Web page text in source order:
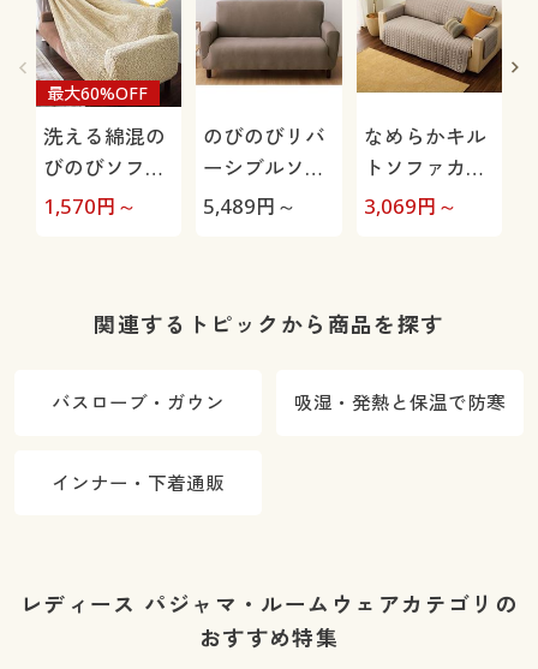
洗える綿混の
びのびソファ
カバー(のびる
最大60%OFF
1,570円～
のびのびリバ
ーシブルソフ
ァカバー
5,489円～
なめらかキル
トソファカバ
ー(中掛けタイ
3,069円～
関連するトピックから商品を探す
バスローブ・ガウン 吸湿・発熱と保温で防寒
インナー・下着通販
レディース パジャマ・ルームウェアカテゴリの
おすすめ特集